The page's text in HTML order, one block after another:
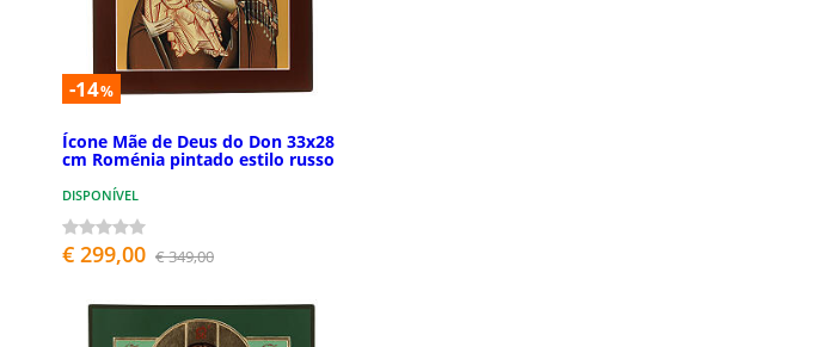
-14%
Ícone Mãe de Deus do Don 33x28
cm Roménia pintado estilo russo
DISPONÍVEL
€ 299,00 € 349,00